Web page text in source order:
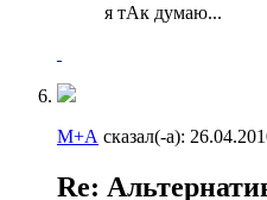
я тАк думаю...
М+А сказал(-а):
Re: